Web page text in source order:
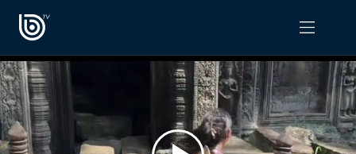
PROGRAMAS
Radiograma
OPINIÓN